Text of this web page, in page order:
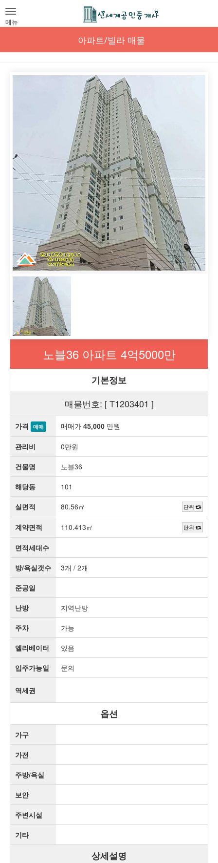
Toggle
navigation
메뉴
아파트/빌라 매물
노블36 아파트 4억5000만
기본정보
매물번호: [ T1203401 ]
가격 매매 매매가 45,000 만원
관리비 0만원
건물명 노블36
해당동 101
실면적 80.56㎡ 단위
계약면적 110.413㎡ 단위
면적세대수
방/욕실갯수 3개 / 2개
준공일
난방 지역난방
주차 가능
엘리베이터 있음
입주가능일 문의
역세권
옵션
가구
가전
주방/욕실
보안
주변시설
기타
상세설명